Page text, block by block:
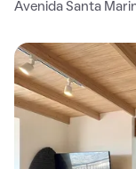
Avenida Santa